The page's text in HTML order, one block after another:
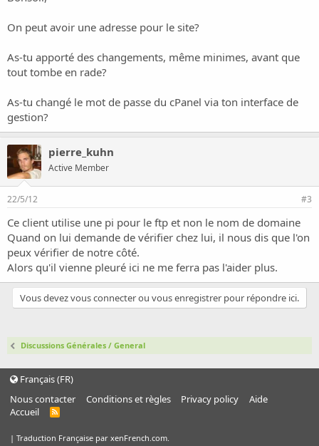
On peut avoir une adresse pour le site?
As-tu apporté des changements, même minimes, avant que
tout tombe en rade?
As-tu changé le mot de passe du cPanel via ton interface de
gestion?
pierre_kuhn
Active Member
22/5/12 #3
Ce client utilise une pi pour le ftp et non le nom de domaine
Quand on lui demande de vérifier chez lui, il nous dis que l'on
peux vérifier de notre côté.
Alors qu'il vienne pleuré ici ne me ferra pas l'aider plus.
Vous devez vous connecter ou vous enregistrer pour répondre ici.
Discussions Générales / General
Français (FR)
Nous contacter
Conditions et règles Privacy policy
Aide
Accueil
R
| Traduction Française par xenFrench.com.